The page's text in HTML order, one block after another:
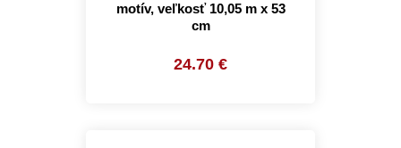
motív, veľkosť 10,05 m x 53
cm
24.70 €